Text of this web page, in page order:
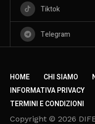
Tiktok
Telegram
HOME CHI SIAMO
INFORMATIVA PRIVACY
TERMINI E CONDIZIONI
Copyright © 2026